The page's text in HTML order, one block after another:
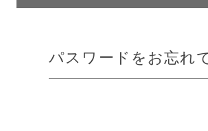
パスワードをお忘れ